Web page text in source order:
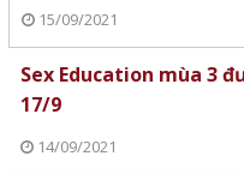
15/09/2021
Sex Education mùa 3
17/9
14/09/2021